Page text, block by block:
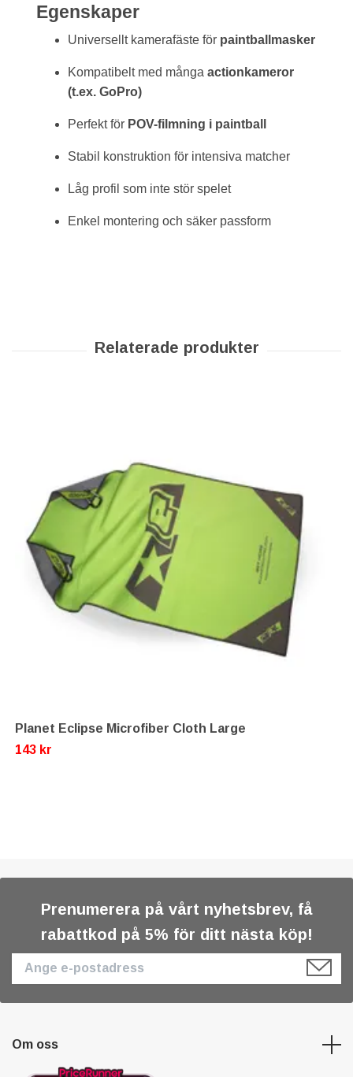
Egenskaper
Universellt kamerafäste för paintballmasker
Kompatibelt med många actionkameror
(t.ex. GoPro)
Perfekt för POV-filmning i paintball
Stabil konstruktion för intensiva matcher
Låg profil som inte stör spelet
Enkel montering och säker passform
Planet Eclipse Microfiber Cloth Large
143 kr
Prenumerera på vårt nyhetsbrev, få
rabattkod på 5% för ditt nästa köp!
Om oss